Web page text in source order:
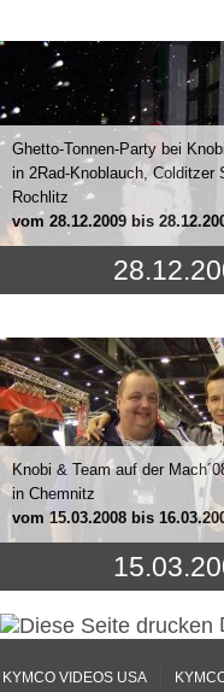
Ghetto-Tonnen-Party bei Knobi
in 2Rad-Knoblauch, Colditzer
Rochlitz
vom 28.12.2009 bis
Knobi & Team auf der
in Chemnitz
vom 15.03.2008 bis
KYMCO VIDEOS USA